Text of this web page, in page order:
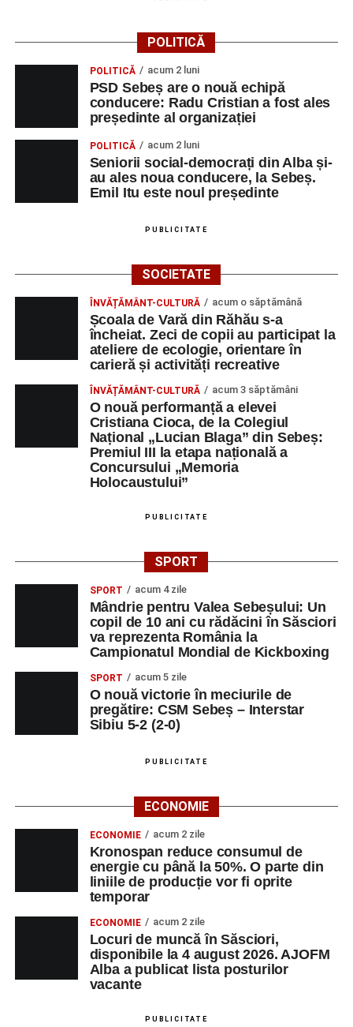
iluminatului public pe timpul nopții, în contextul
apelului la economii al Guvernului Bolojan
Duminică, 23 august 2026, Râpa Roșie găzduiește
cea de-a III-a ediție a concursului „CicloAventurier
de Sebeș”
Primul concert din cadrul String Symphonic Camp
2026 a adus emoție și aplauze la Sebeș
POLITICĂ
POLITICĂ acum 2 luni
PSD Sebeș are o nouă echipă
conducere: Radu Cristian a fost ales
președinte al organizației
POLITICĂ acum 2 luni
Seniorii social-democrați din Alba și-
au ales noua conducere, la Sebeș.
Emil Itu este noul președinte
PUBLICITATE
SOCIETATE
ÎNVĂȚĂMÂNT-CULTURĂ acum o săptămână
Școala de Vară din Răhău s-a
încheiat. Zeci de copii au participat la
ateliere de ecologie, orientare în
carieră și activități recreative
ÎNVĂȚĂMÂNT-CULTURĂ acum 3 săptămâni
O nouă performanță a elevei
Cristiana Cioca, de la Colegiul
Național „Lucian Blaga” din Sebeș:
Premiul III la etapa națională a
Concursului „Memoria
Holocaustului”
PUBLICITATE
SPORT
SPORT acum 4 zile
Mândrie pentru Valea Sebeșului: Un
copil de 10 ani cu rădăcini în Săsciori
va reprezenta România la
Campionatul Mondial de Kickboxing
SPORT acum 5 zile
O nouă victorie în meciurile de
pregătire: CSM Sebeș – Interstar
Sibiu 5-2 (2-0)
PUBLICITATE
ECONOMIE
ECONOMIE acum 2 zile
Kronospan reduce consumul de
energie cu până la 50%. O parte din
liniile de producție vor fi oprite
temporar
ECONOMIE acum 2 zile
Locuri de muncă în Săsciori,
disponibile la 4 august 2026. AJOFM
Alba a publicat lista posturilor
vacante
PUBLICITATE